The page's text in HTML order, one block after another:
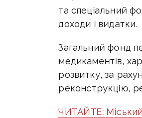
та спеціальний
доходи і видатки.
Загальний фонд
медикаментів,
розвитку, за
реконструкцію,
ЧИТАЙТЕ: